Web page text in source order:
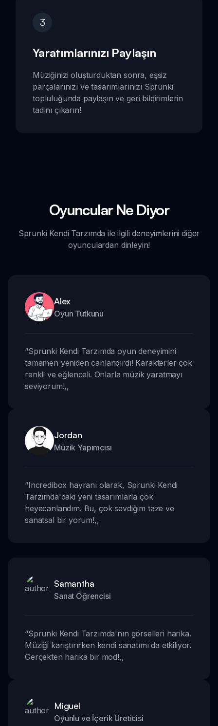
3
Yaratımlarınızı Paylaşın
Müziğinizi oluşturduktan sonra, eşsiz
parçalarınızı ve tasarımlarınızı Sprunki
topluluğunda paylaşın ve geri bildirimlerin
tadını çıkarın!
Oyuncular Ne Diyor
Sprunki Kendi Tarzımda ile ilgili deneyimlerini diğer
oyunculardan dinleyin!
Alex
Oyun Tutkunu
“Sprunki Kendi Tarzımda oyun deneyimini
tamamen yeniden canlandırdı! Karakterler çok
renkli ve eğlenceli. Onlarla müzik yaratmayı
seviyorum!,,
Jordan
Müzik Yapımcısı
“Incredibox hayranı olarak, Sprunki Kendi
Tarzımda'daki yeni tasarımlarla çok
heyecanlandım. Bu, çok sevdiğim taze ve
sanatsal bir yorum!,,
Samantha
Sanat Öğrencisi
“Sprunki Kendi Tarzımda'nın görselleri harika.
Müziği karıştırırken kendi sanatımı da etkiliyor.
Gerçekten harika bir mod!,,
Miguel
Oyunlu ve İçerik Üreticisi